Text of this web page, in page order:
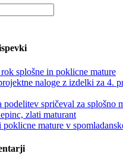
rok splošne in poklicne mature
naloge z izdelki za 4.
podelitev spričeval za splošno
zlati maturant
poklicne mature v